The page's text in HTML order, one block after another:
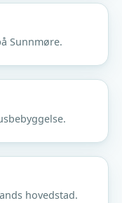
Sunnmøre.
hovedstad.